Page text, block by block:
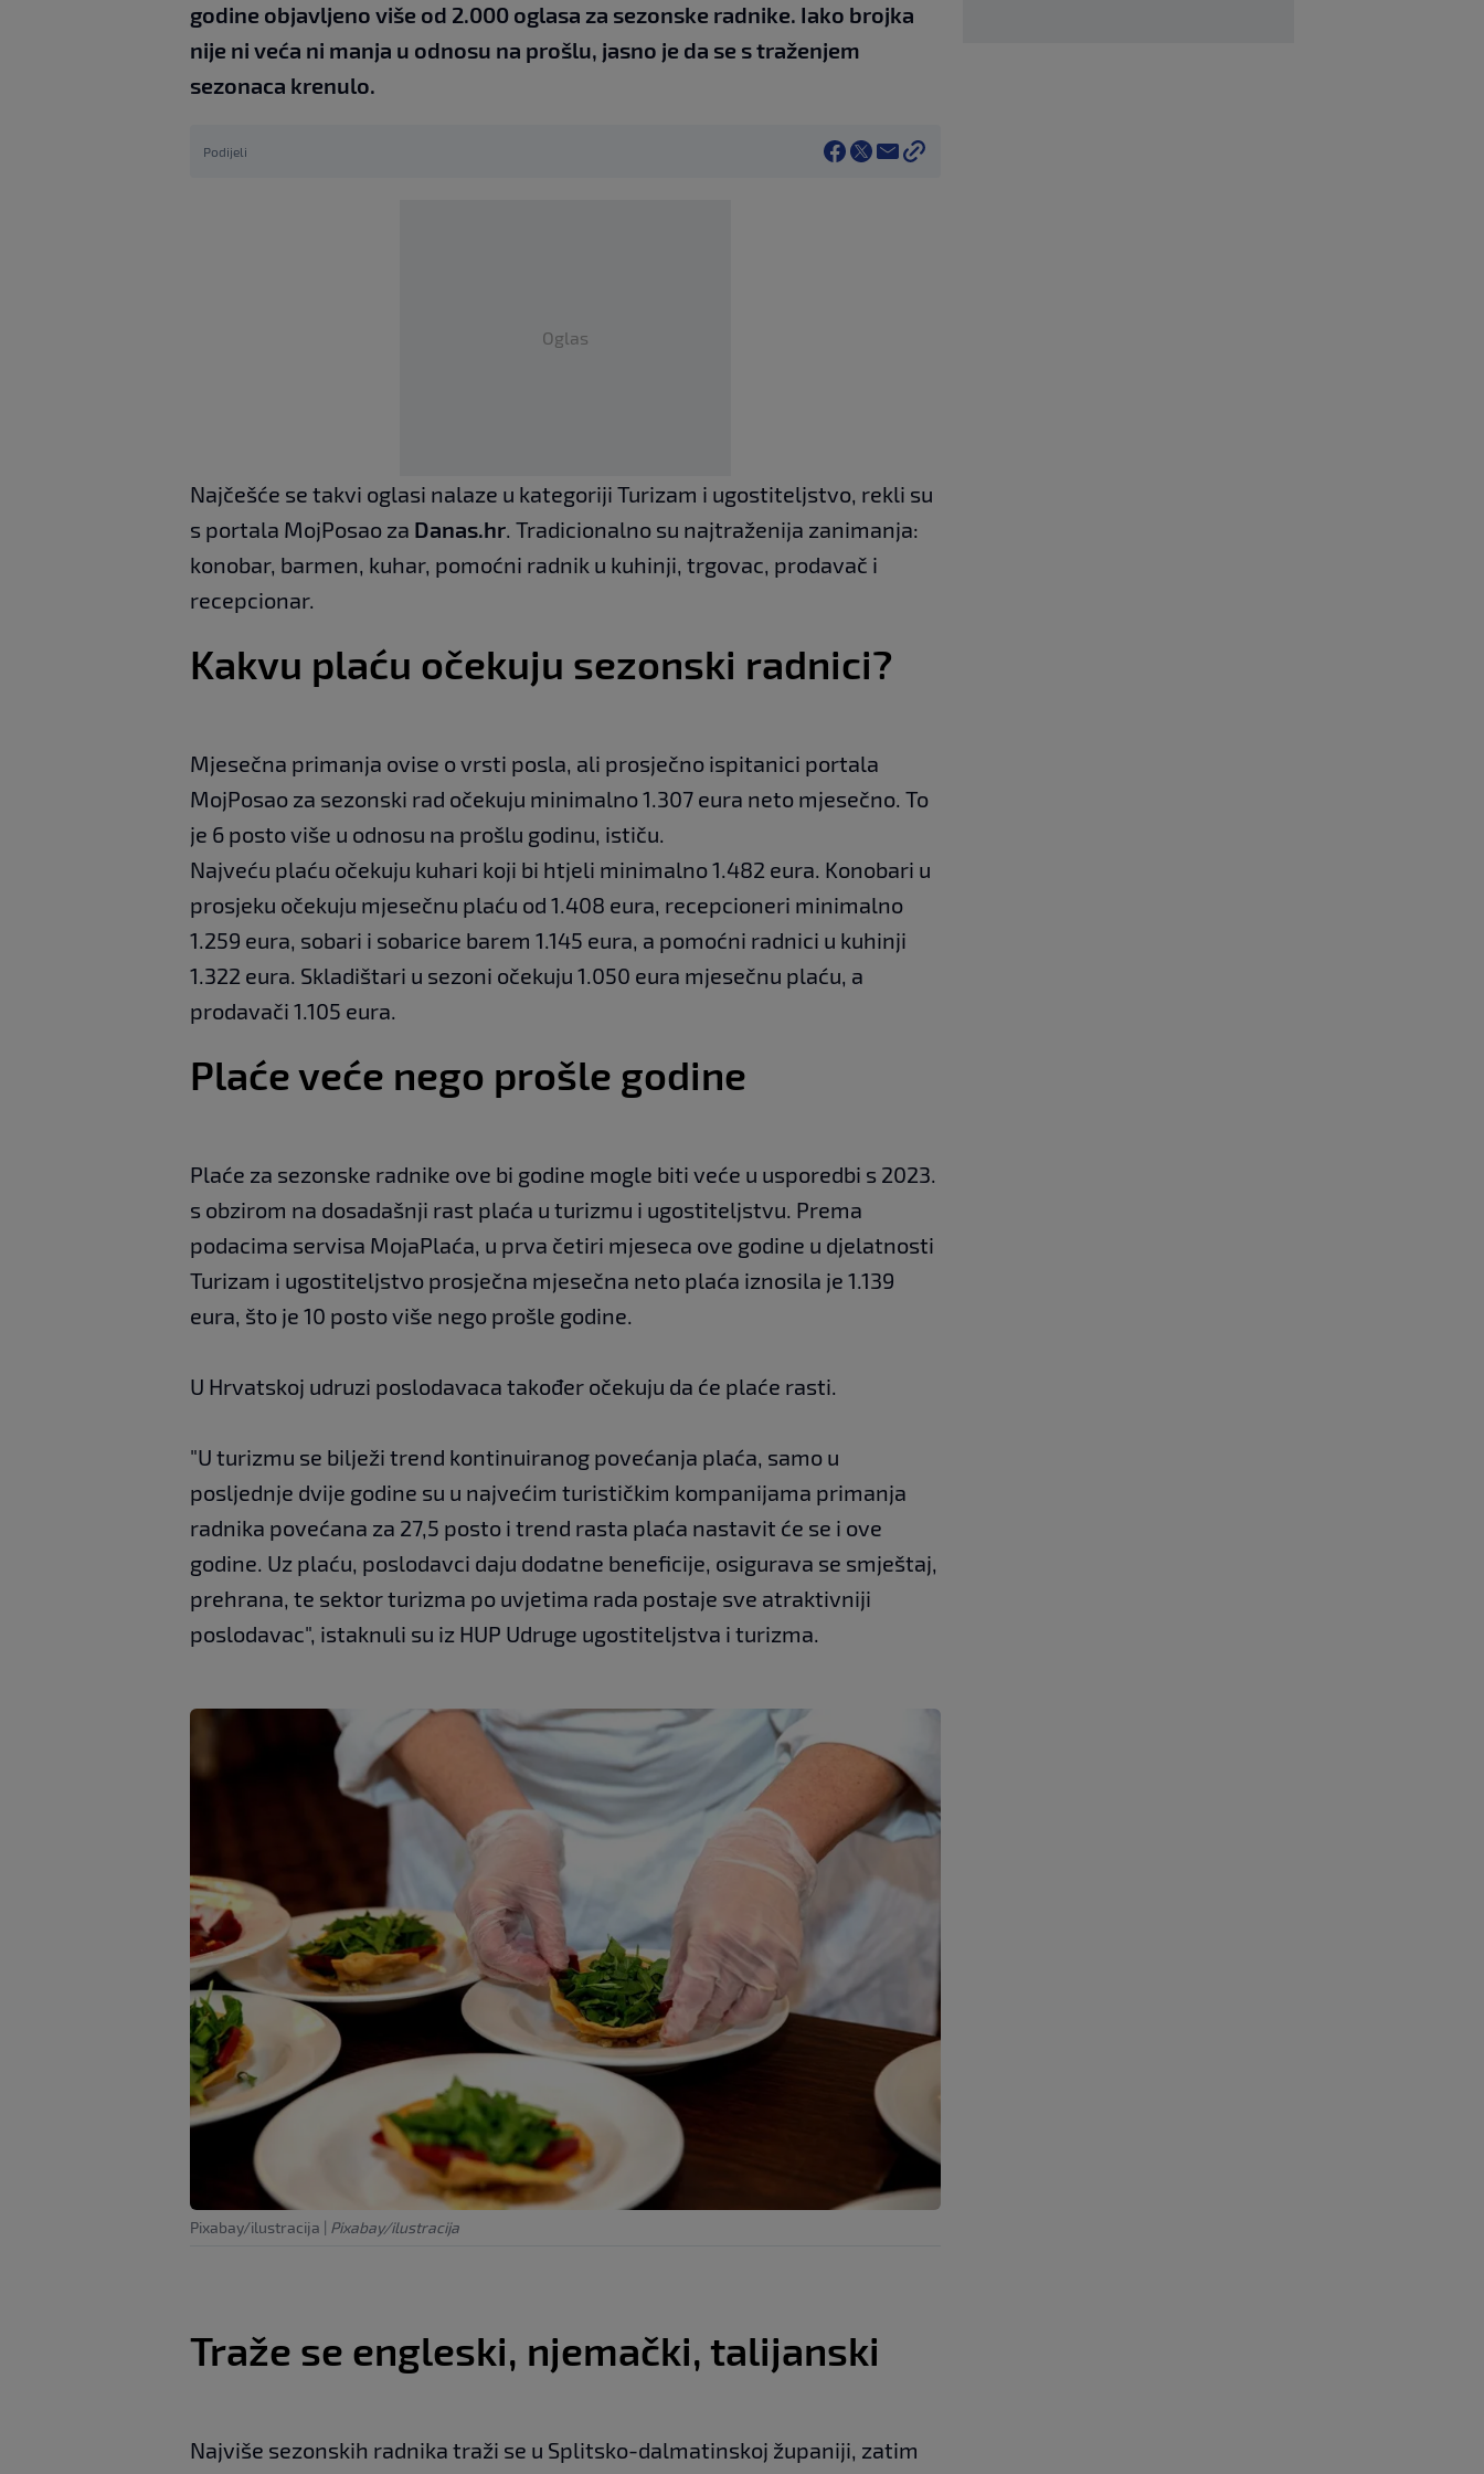
godine objavljeno više od 2.000 oglasa za sezonske radnike. Iako brojka
nije ni veća ni manja u odnosu na prošlu, jasno je da se s traženjem
sezonaca krenulo.
Podijeli
Oglas
Najčešće se takvi oglasi nalaze u kategoriji Turizam i ugostiteljstvo, rekli su
s portala MojPosao za Danas.hr. Tradicionalno su najtraženija zanimanja:
konobar, barmen, kuhar, pomoćni radnik u kuhinji, trgovac, prodavač i
recepcionar.
Kakvu plaću očekuju sezonski radnici?
Mjesečna primanja ovise o vrsti posla, ali prosječno ispitanici portala
MojPosao za sezonski rad očekuju minimalno 1.307 eura neto mjesečno. To
je 6 posto više u odnosu na prošlu godinu, ističu.
Najveću plaću očekuju kuhari koji bi htjeli minimalno 1.482 eura. Konobari u
prosjeku očekuju mjesečnu plaću od 1.408 eura, recepcioneri minimalno
1.259 eura, sobari i sobarice barem 1.145 eura, a pomoćni radnici u kuhinji
1.322 eura. Skladištari u sezoni očekuju 1.050 eura mjesečnu plaću, a
prodavači 1.105 eura.
Plaće veće nego prošle godine
Plaće za sezonske radnike ove bi godine mogle biti veće u usporedbi s 2023.
s obzirom na dosadašnji rast plaća u turizmu i ugostiteljstvu. Prema
podacima servisa MojaPlaća, u prva četiri mjeseca ove godine u djelatnosti
Turizam i ugostiteljstvo prosječna mjesečna neto plaća iznosila je 1.139
eura, što je 10 posto više nego prošle godine.
U Hrvatskoj udruzi poslodavaca također očekuju da će plaće rasti.
"U turizmu se bilježi trend kontinuiranog povećanja plaća, samo u
posljednje dvije godine su u najvećim turističkim kompanijama primanja
radnika povećana za 27,5 posto i trend rasta plaća nastavit će se i ove
godine. Uz plaću, poslodavci daju dodatne beneficije, osigurava se smještaj,
prehrana, te sektor turizma po uvjetima rada postaje sve atraktivniji
poslodavac", istaknuli su iz HUP Udruge ugostiteljstva i turizma.
Pixabay/ilustracija | Pixabay/ilustracija
Traže se engleski, njemački, talijanski
Najviše sezonskih radnika traži se u Splitsko-dalmatinskoj županiji, zatim